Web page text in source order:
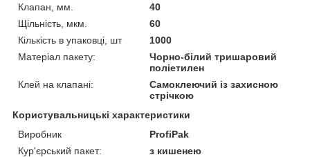
Клапан, мм.
40
Щільність, мкм.
60
Кількість в упаковці, шт
1000
Матеріал пакету:
Чорно-білий тришаровий
поліетилен
Клей на клапані:
Самоклеючий із захисною
стрічкою
Користувальницькі характеристики
Виробник
ProfiPak
Кур'єрський пакет:
з кишенею